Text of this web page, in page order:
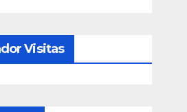
Visitas